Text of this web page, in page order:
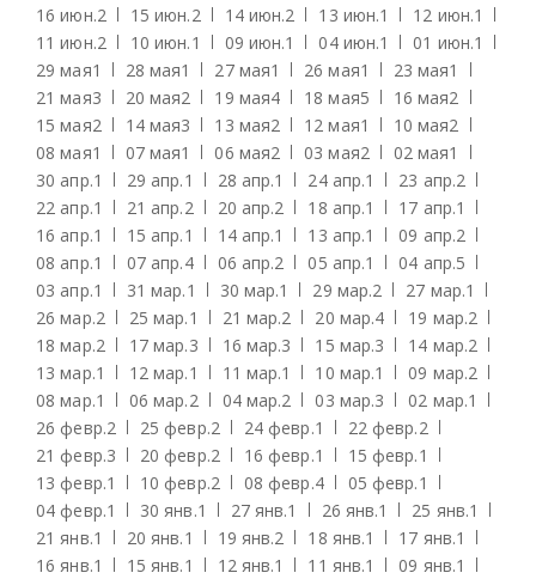
16 июн.2 15 июн.2 14 июн.2 13 июн.1 12 июн.1
11 июн.2 10 июн.1 09 июн.1 04 июн.1 01 июн.1
29 мая1 28 мая1 27 мая1 26 мая1 23 мая1
21 мая3 20 мая2 19 мая4 18 мая5 16 мая2
15 мая2 14 мая3 13 мая2 12 мая1 10 мая2
08 мая1 07 мая1 06 мая2 03 мая2 02 мая1
30 апр.1 29 апр.1 28 апр.1 24 апр.1 23 апр.2
22 апр.1 21 апр.2 20 апр.2 18 апр.1 17 апр.1
16 апр.1 15 апр.1 14 апр.1 13 апр.1 09 апр.2
08 апр.1 07 апр.4 06 апр.2 05 апр.1 04 апр.5
03 апр.1 31 мар.1 30 мар.1 29 мар.2 27 мар.1
26 мар.2 25 мар.1 21 мар.2 20 мар.4 19 мар.2
18 мар.2 17 мар.3 16 мар.3 15 мар.3 14 мар.2
13 мар.1 12 мар.1 11 мар.1 10 мар.1 09 мар.2
08 мар.1 06 мар.2 04 мар.2 03 мар.3 02 мар.1
26 февр.2 25 февр.2 24 февр.1 22 февр.2
21 февр.3 20 февр.2 16 февр.1 15 февр.1
13 февр.1 10 февр.2 08 февр.4 05 февр.1
04 февр.1 30 янв.1 27 янв.1 26 янв.1 25 янв.1
21 янв.1 20 янв.1 19 янв.2 18 янв.1 17 янв.1
16 янв.1 15 янв.1 12 янв.1 11 янв.1 09 янв.1